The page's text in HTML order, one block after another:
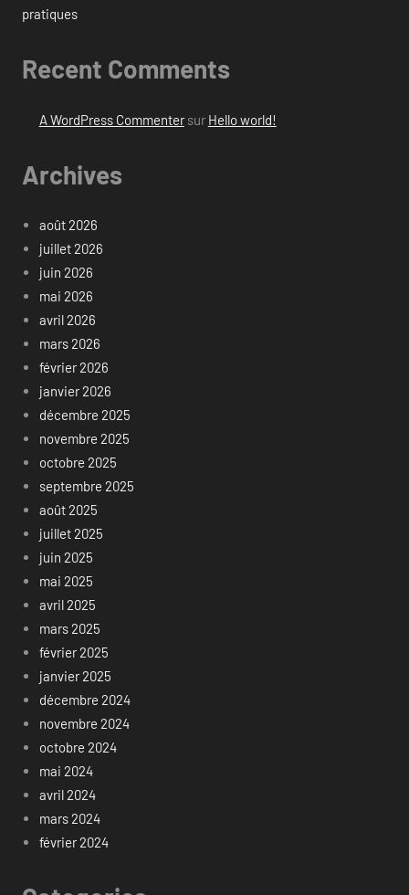
pratiques
Recent Comments
A WordPress Commentersur Hello world!
Archives
août 2026
juillet 2026
juin 2026
mai 2026
avril 2026
mars 2026
février 2026
janvier 2026
décembre 2025
novembre 2025
octobre 2025
septembre 2025
août 2025
juillet 2025
juin 2025
mai 2025
avril 2025
mars 2025
février 2025
janvier 2025
décembre 2024
novembre 2024
octobre 2024
mai 2024
avril 2024
mars 2024
février 2024